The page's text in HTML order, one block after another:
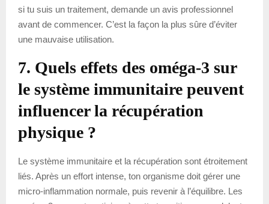
si tu suis un traitement, demande un avis professionnel
avant de commencer. C’est la façon la plus sûre d’éviter
une mauvaise utilisation.
7. Quels effets des oméga-3 sur
le système immunitaire peuvent
influencer la récupération
physique ?
Le système immunitaire et la récupération sont étroitement
liés. Après un effort intense, ton organisme doit gérer une
micro-inflammation normale, puis revenir à l’équilibre. Les